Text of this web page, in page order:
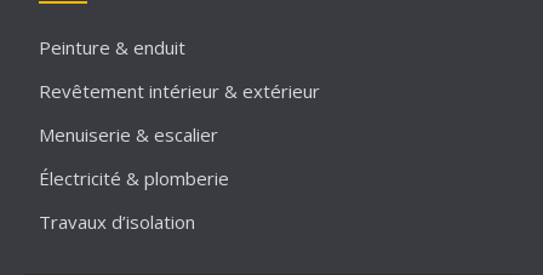
Peinture & enduit
Revêtement intérieur & extérieur
Menuiserie & escalier
Électricité & plomberie
Travaux d’isolation